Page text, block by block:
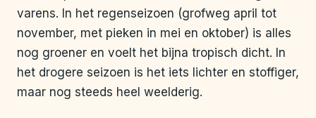
varens. In het regenseizoen (grofweg april tot
november, met pieken in mei en oktober) is alles
nog groener en voelt het bijna tropisch dicht. In
het drogere seizoen is het iets lichter en stoffiger,
maar nog steeds heel weelderig.